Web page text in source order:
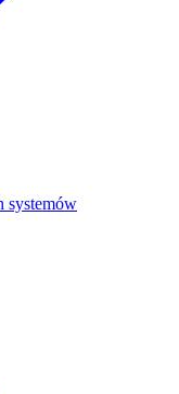
systemów